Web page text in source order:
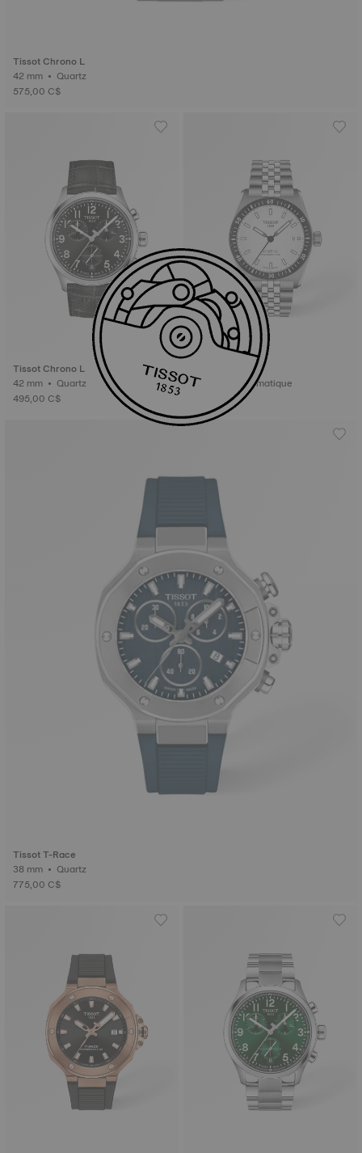
Tissot Chrono L
42 mm • Quartz
575,00 C$
Tissot Chrono L
42 mm • Quartz
495,00 C$
Nouveau
38 mm • Automatique
995,00 C$
Tissot T-Race
38 mm • Quartz
775,00 C$